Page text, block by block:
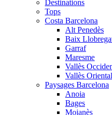
Destinations
Tops
Costa Barcelona
Alt Penedès
Baix
Garraf
Maresme
Vallès
Vallès Oriental
Paysages Barcelona
Anoia
Bages
Moianès